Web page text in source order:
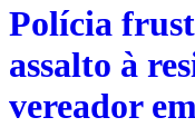
Polícia
assalto à
vereador